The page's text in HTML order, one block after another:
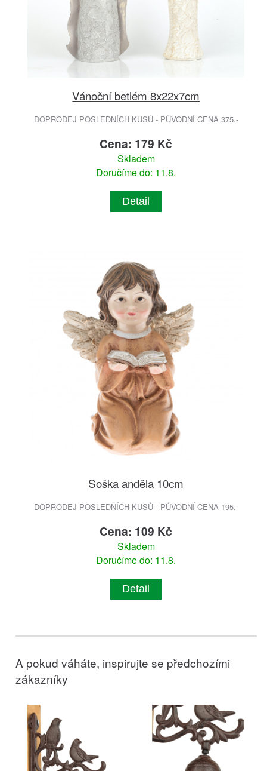
Vánoční betlém 8x22x7cm
DOPRODEJ POSLEDNÍCH KUSŮ - PŮVODNÍ CENA 375.-
Cena: 179 Kč
Skladem
Doručíme do: 11.8.
Detail
Soška anděla 10cm
DOPRODEJ POSLEDNÍCH KUSŮ - PŮVODNÍ CENA 195.-
Cena: 109 Kč
Skladem
Doručíme do: 11.8.
Detail
A pokud váháte, inspirujte se předchozími
zákazníky